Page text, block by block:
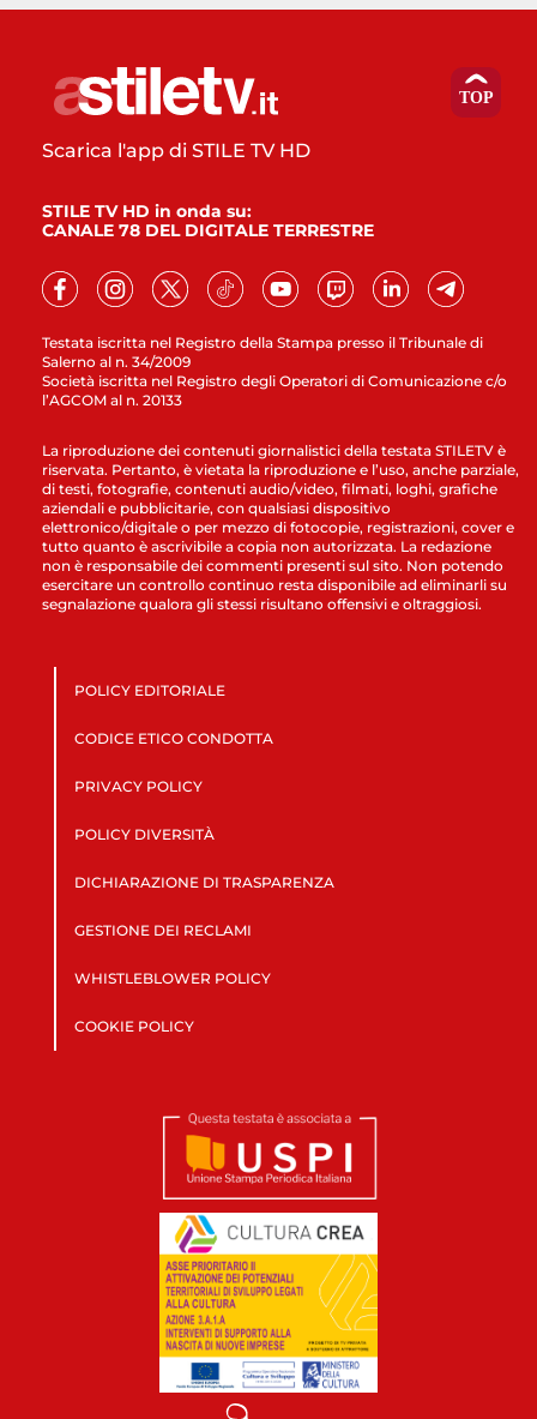
Testata iscritta nel Registro della Stampa presso il Tribunale di
Salerno al n. 34/2009
Società iscritta nel Registro degli Operatori di Comunicazione c/o
l’AGCOM al n. 20133
Scarica l'app di STILE TV HD
STILE TV HD in onda su:
CANALE 78 DEL DIGITALE TERRESTRE
La riproduzione dei contenuti giornalistici della testata STILETV è
riservata. Pertanto, è vietata la riproduzione e l’uso, anche parziale,
di testi, fotografie, contenuti audio/video, filmati, loghi, grafiche
aziendali e pubblicitarie, con qualsiasi dispositivo
elettronico/digitale o per mezzo di fotocopie, registrazioni, cover e
tutto quanto è ascrivibile a copia non autorizzata. La redazione
non è responsabile dei commenti presenti sul sito. Non potendo
esercitare un controllo continuo resta disponibile ad eliminarli su
segnalazione qualora gli stessi risultano offensivi e oltraggiosi.
POLICY EDITORIALE
CODICE ETICO CONDOTTA
PRIVACY POLICY
POLICY DIVERSITÀ
DICHIARAZIONE DI TRASPARENZA
GESTIONE DEI RECLAMI
WHISTLEBLOWER POLICY
COOKIE POLICY